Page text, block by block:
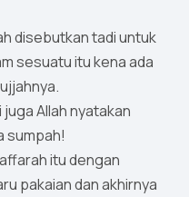
disebutkan tadi untuk
sesuatu itu kena ada
juga Allah nyatakan
sumpah!
itu dengan
pakaian dan akhirnya